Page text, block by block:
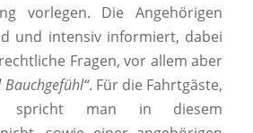
vorlegen. Die Angehörigen
und intensiv informiert, dabei
Fragen, vor allem aber
. Für die Fahrtgäste,
spricht man in diesem